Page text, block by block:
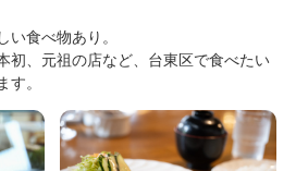
い食べ物あり。
初、元祖の店など、台東区で食べたい
す。